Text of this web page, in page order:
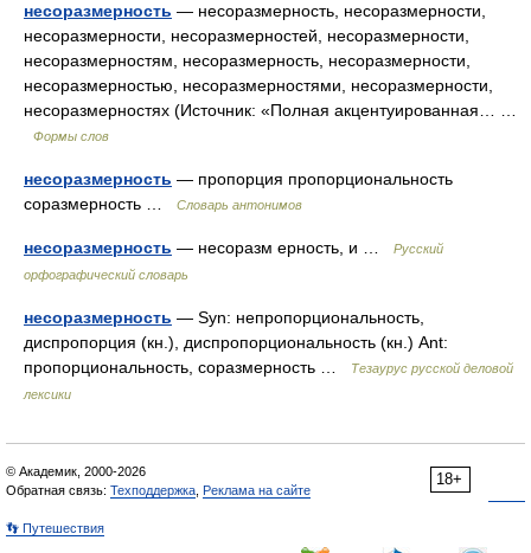
несоразмерность — несоразмерность, несоразмерности,
несоразмерности, несоразмерностей, несоразмерности,
несоразмерностям, несоразмерность, несоразмерности,
несоразмерностью, несоразмерностями, несоразмерности,
несоразмерностях (Источник: «Полная акцентуированная… …
Формы слов
несоразмерность — пропорция пропорциональность
соразмерность …
Словарь антонимов
несоразмерность — несоразм ерность, и …
Русский
орфографический словарь
несоразмерность — Syn: непропорциональность,
диспропорция (кн.), диспропорциональность (кн.) Ant:
пропорциональность, соразмерность …
Тезаурус русской деловой
лексики
18+
© Академик, 2000-2026
Обратная связь: Техподдержка Реклама на сайте
👣 Путешествия